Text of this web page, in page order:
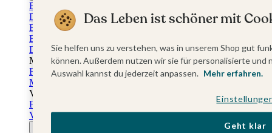
Einladungskarten Firmung
Dankeskarten Firmung
Einschulungskarten
Einladungskarten Einschulung
Danksagung Einschulung
Muttertag
Fotogeschenke Muttertag
Muttertagskarten
Vatertag
Fotogeschenke Vatertag
Vatertagskarten
Das Leben ist schöner mit
Sie helfen uns zu verstehen, was in unserem Shop gut
können. Außerdem nutzen wir sie für personalisierte
Auswahl kannst du jederzeit anpassen. Mehr erfahren.
Geht klar